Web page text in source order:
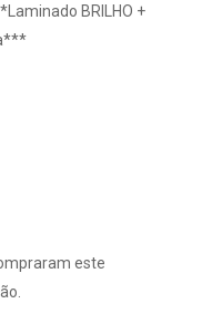
BRILHO +
este